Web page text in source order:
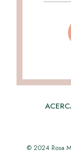
© 2024 Rosa